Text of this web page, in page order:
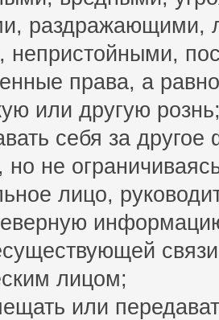
раздражающими,
непристойными,
права, а
или другую
себя за другое
но не
лицо,
лицом;
или